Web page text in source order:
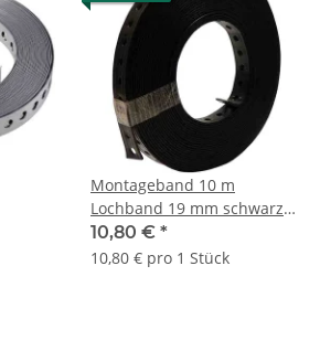
Stück
Montageband 10 m
Lochband 19 mm schwarz
kunststoffummantelt
10,80 € *
10,80 € pro 1 Stück